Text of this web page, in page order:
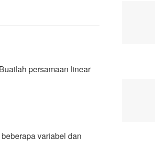
persamaan linear
variabel dan